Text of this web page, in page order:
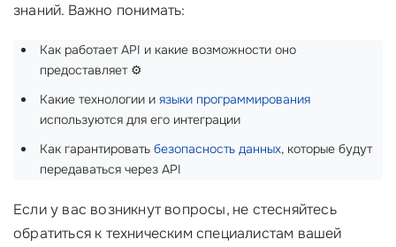
знаний. Важно понимать:
Как работает API и какие возможности оно
предоставляет ⚙️
Какие технологии и языки программирования
используются для его интеграции
Как гарантировать безопасность данных, которые будут
передаваться через API
Если у вас возникнут вопросы, не стесняйтесь
обратиться к техническим специалистам вашей